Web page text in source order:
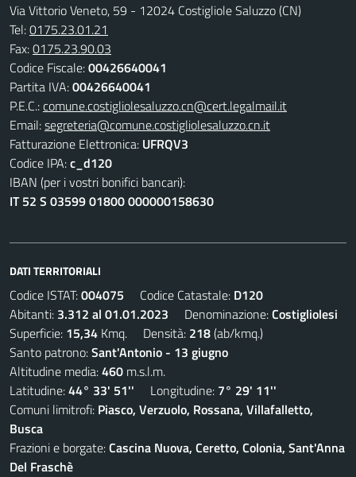
Via Vittorio Veneto, 59 - 12024 Costigliole Saluzzo (CN)
Tel:0175.23.01.21
Fax:0175.23.90.03
Codice Fiscale:00426640041
Partita IVA:00426640041
P.E.C.:comune.costigliolesaluzzo.cn@cert.legalmail.it
Email:segreteria@comune.costigliolesaluzzo.cn.it
Fatturazione Elettronica: UFRQV3
Codice IPA:c_d120
IBAN (per i vostri bonifici bancari):
IT 52 S 03599 01800 000000158630
DATI TERRITORIALI
Codice ISTAT:004075 Codice Catastale: D120
Abitanti: 3.312 al 01.01.2023 Denominazione:Costigliolesi
Superficie: 15,34 Kmq. Densità: 218(ab/kmq.)
Santo patrono:Sant'Antonio - 13 giugno
Altitudine media:460 m.s.l.m.
Latitudine:44° 33' 51'' Longitudine: 7° 29' 11''
Comuni limitrofi: Piasco, Verzuolo, Rossana, Villafalletto,
Busca
Frazioni e borgate:Cascina Nuova, Ceretto, Colonia, Sant'Anna
Del Fraschè